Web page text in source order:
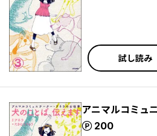
試し読み
アニマルコミュ
200
ポイント